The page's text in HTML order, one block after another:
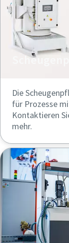
Die
für Prozesse
Kontaktieren
mehr.